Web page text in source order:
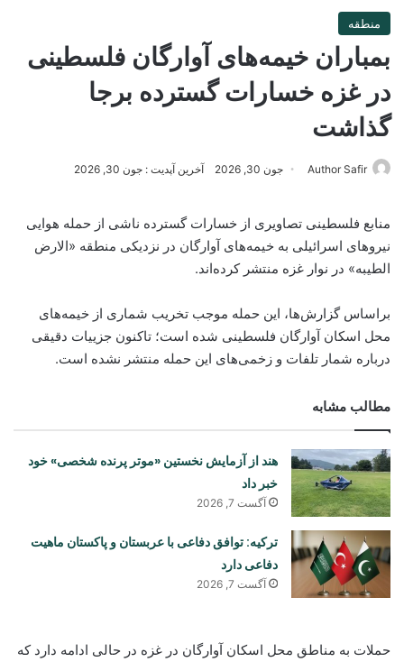
منطقه
بمباران خیمه‌های آوارگان فلسطینی
در غزه خسارات گسترده برجا
گذاشت
Author Safir جون 30, 2026 آخرین آپدیت : جون 30, 2026
منابع فلسطینی تصاویری از خسارات گسترده ناشی از حمله هوایی
نیروهای اسرائیلی به خیمه‌های آوارگان در نزدیکی منطقه «الارض
الطیبه» در نوار غزه منتشر کرده‌اند.
براساس گزارش‌ها، این حمله موجب تخریب شماری از خیمه‌های
محل اسکان آوارگان فلسطینی شده است؛ تاکنون جزییات دقیقی
درباره شمار تلفات و زخمی‌های این حمله منتشر نشده است.
مطالب مشابه
هند از آزمایش نخستین «موتر پرنده شخصی» خود
خبر داد
آگست 7, 2026
ترکیه: توافق دفاعی با عربستان و پاکستان ماهیت
دفاعی دارد
آگست 7, 2026
حملات به مناطق محل اسکان آوارگان در غزه در حالی ادامه دارد که